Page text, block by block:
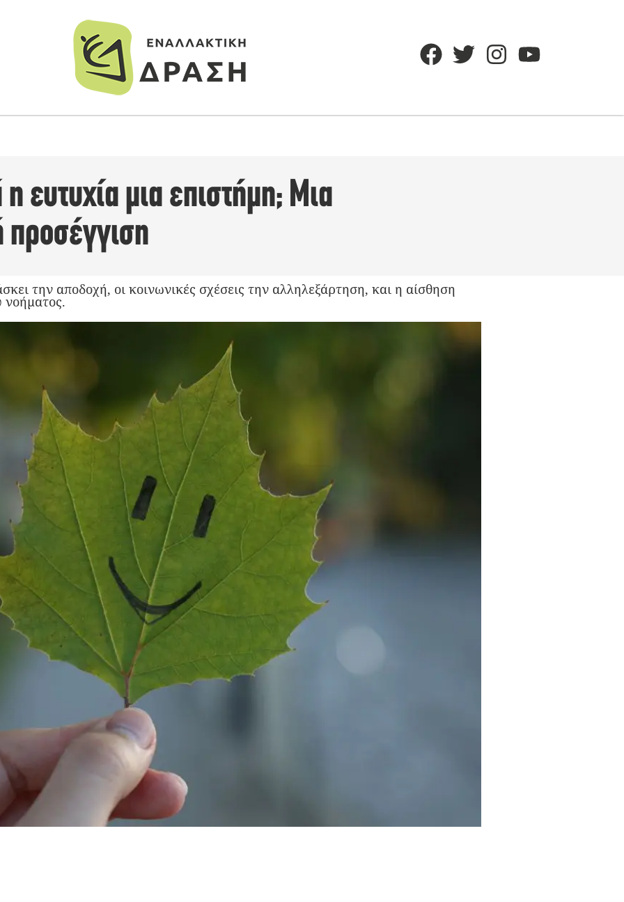
η ευτυχία μια επιστήμη; Μια
την αποδοχή, οι κοινωνικές σχέσεις την αλληλεξάρτηση, και η αίσθηση
νοήματος.